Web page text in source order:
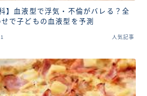
】血液型で浮気・不倫がバレる？全
で子どもの血液型を予測
人気記事